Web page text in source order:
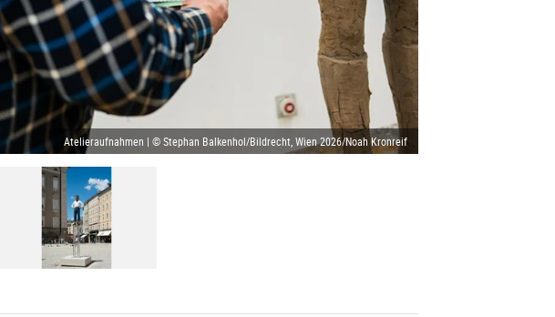
Atelieraufnahmen | © Stephan Balkenhol/Bildrecht, Wien 2026/Noah Kronreif